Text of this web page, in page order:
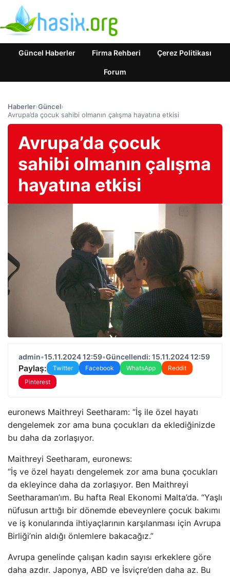
Güncel Haberler Firma Rehberi Çerez Politikası
Forum
Haberler›Güncel›
Avrupa’da çocuk sahibi olmanın çalışma hayatına etkisi
Avrupa’da çocuk
sahibi olmanın çalışma
hayatına etkisi
admin•15.11.2024 12:59•Güncellendi: 15.11.2024 12:59
Paylaş: Twitter Facebook WhatsApp
Reddit
Pinterest
euronews Maithreyi Seetharam: “İş ile özel hayatı
dengelemek zor ama buna çocukları da eklediğinizde
bu daha da zorlaşıyor.
Maithreyi Seetharam, euronews:
“İş ve özel hayatı dengelemek zor ama buna çocukları
da ekleyince daha da zorlaşıyor. Ben Maithreyi
Seetharaman’ım. Bu hafta Real Ekonomi Malta’da. “Yaşlı
nüfusun arttığı bir dönemde ebeveynlere çocuk bakımı
ve iş konularında ihtiyaçlarının karşılanması için Avrupa
Birliği’nin aldığı önlemlere bakacağız.”
Avrupa genelinde çalışan kadın sayısı erkeklere göre
daha azdır. Japonya, ABD ve İsviçre’den daha az. Bu